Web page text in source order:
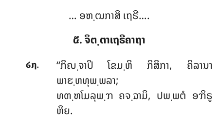
… ອຑ຺ຒກາສິ ເຖຣີ….
໕. ຈິຕ຺ຕາເຖຣີຄາຖາ
໒໗.
‘‘ກິຎ຺ຈາປິ ໂຂມ຺ຫິ ກິສິກາ, ຄິລານາ
ພາຬ຺ຫທຸພ຺ພລາ;
ທຓ຺ຑໂມລຸພ຺ຠ ຄຈ຺ຉາມິ, ປພ຺ພຕໍ ອຠິຣູ
ຫິຍ.